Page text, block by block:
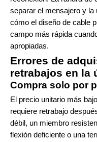
separar el mensajero y la
cómo el diseño de cable
campo más rápida
apropiadas.
Errores de
retrabajos en la
Compra solo por
El precio unitario más
requiere retrabajo
débil, un miembro
flexión deficiente o una